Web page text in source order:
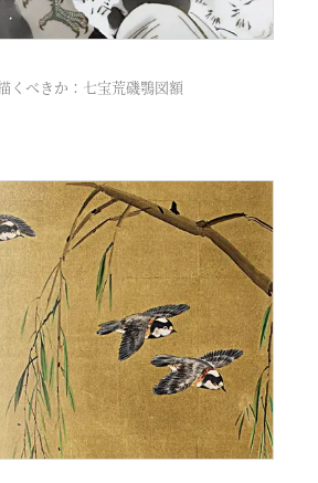
くべきか：七宝荒磯鶚図額